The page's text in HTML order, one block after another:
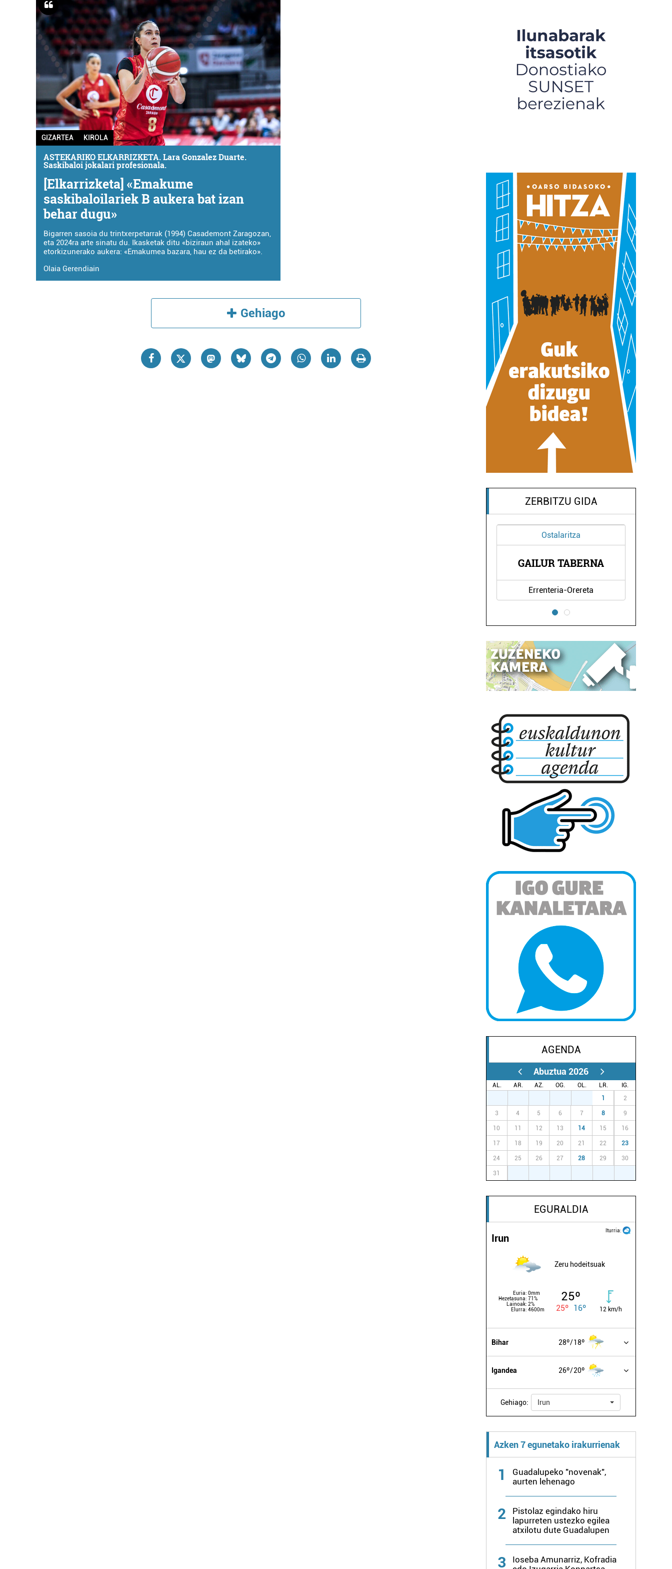
GIZARTEA KIROLA
ASTEKARIKO ELKARRIZKETA. Lara Gonzalez Duarte.
Saskibaloi jokalari profesionala.
[Elkarrizketa] «Emakume
saskibaloilariek B aukera bat izan
behar dugu»
Bigarren sasoia du trintxerpetarrak (1994) Casademont Zaragozan,
eta 2024ra arte sinatu du. Ikasketak ditu «biziraun ahal izateko»
etorkizunerako aukera: «Emakumea bazara, hau ez da betirako».
Olaia Gerendiain
Gehiago
ZERBITZU GIDA
Ostalaritza
GAILUR TABERNA
Errenteria-Orereta
AGENDA
Abuztua 2026
AL. AR. AZ. OG. OL. LR.
IG.
1 2
3 4 5 6 7 8 9
10 11 12 13 14 15 16
17 18 19 20 21 22 23
24 25 26 27 28 29 30
31
EGURALDIA
Iturria:
Irun
Zeru hodeitsuak
Euria: 0mm
Hezetasuna: 71%
Lainoak: 2%
Elurra: 4600m
25º
25º 16º 12 km/h
Bihar 28º 18º
Igandea 26º 20º
Gehiago: Irun
Azken 7 egunetako irakurrienak
1
Guadalupeko "novenak",
aurten lehenago
2
Pistolaz egindako hiru
lapurreten ustezko egilea
atxilotu dute Guadalupen
3
Ioseba Amunarriz, Kofradia